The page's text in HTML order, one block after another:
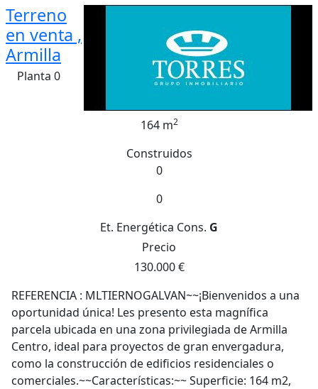
Terreno
en venta ,
Armilla
Planta 0
164 m2
Construidos
0
0
Et. Energética Cons. G
Precio
130.000 €
REFERENCIA : MLTIERNOGALVAN~~¡Bienvenidos a una
oportunidad única! Les presento esta magnífica
parcela ubicada en una zona privilegiada de Armilla
Centro, ideal para proyectos de gran envergadura,
como la construcción de edificios residenciales o
comerciales.~~Características:~~ Superficie: 164 m2,